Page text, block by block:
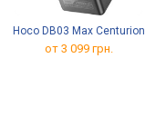
Hoco DB03 Max Centurion
от 3 099 грн.